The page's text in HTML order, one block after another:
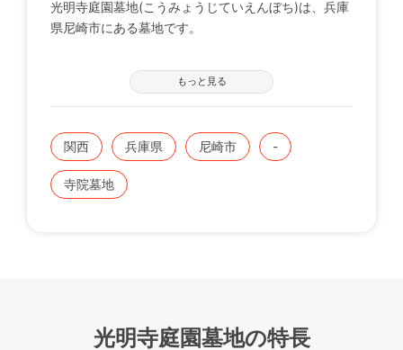
光明寺庭園墓地(こうみょうじていえんぼち)は、兵庫
県尼崎市にある墓地です。
駐車場・水汲み場が完備されております。法要施設も
◇申込条件 ： 在来仏教(日蓮系以外)と神道
もっと見る
関西 兵庫県 尼崎市 -
寺院墓地
光明寺庭園墓地の特長